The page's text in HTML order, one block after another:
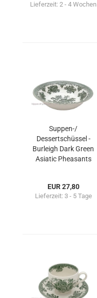
Lieferzeit: 2 - 4 Wochen
Suppen-/
Dessertschüssel -
Burleigh Dark Green
Asiatic Pheasants
EUR 27,80
Lieferzeit: 3 - 5 Tage